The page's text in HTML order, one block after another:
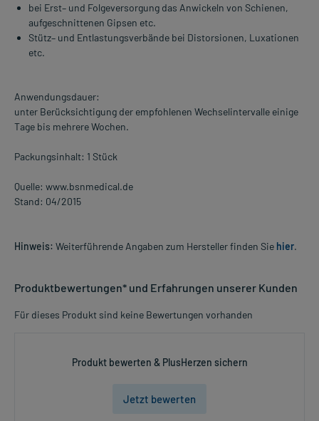
bei Erst– und Folgeversorgung das Anwickeln von Schienen,
aufgeschnittenen Gipsen etc.
Stütz– und Entlastungsverbände bei Distorsionen, Luxationen
etc.
Anwendungsdauer:
unter Berücksichtigung der empfohlenen Wechselintervalle einige
Tage bis mehrere Wochen.
Packungsinhalt: 1 Stück
Quelle: www.bsnmedical.de
Stand: 04/2015
Hinweis: Weiterführende Angaben zum Hersteller finden Sie hier.
Produktbewertungen* und Erfahrungen unserer Kunden
Für dieses Produkt sind keine Bewertungen vorhanden
Produkt bewerten & PlusHerzen sichern
Jetzt bewerten